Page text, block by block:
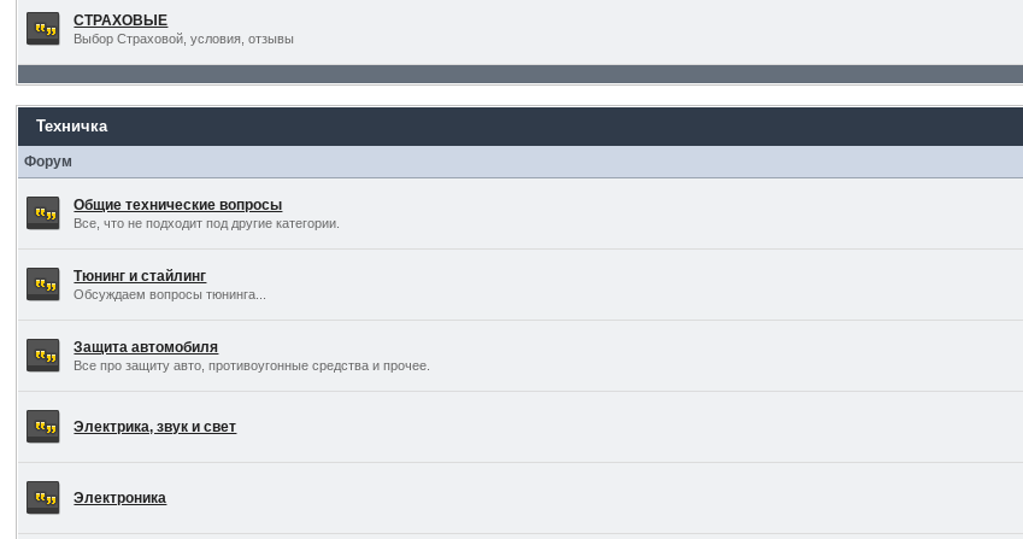
СТРАХОВЫЕ
Выбор Страховой, условия, отзывы
Техничка
Форум
Общие технические вопросы
Все, что не подходит под другие категории.
Тюнинг и стайлинг
Обсуждаем вопросы тюнинга...
Защита автомобиля
Все про защиту авто, противоугонные средства и прочее.
Электрика, звук и свет
Электроника